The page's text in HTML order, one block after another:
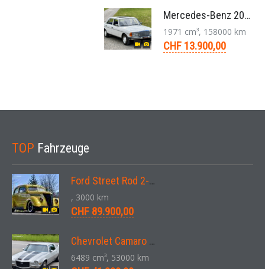
Mercedes-Benz 200 W123 1979 Veteranenfahrzeug Handschaltung Schiebedach
1971 cm³, 158000 km
CHF 13.900,00
TOP Fahrzeuge
Ford Street Rod 2-Door V8 Aut. 1937
, 3000 km
CHF 89.900,00
Chevrolet Camaro SS 396 LS3 Coupe Aut. 1971
6489 cm³, 53000 km